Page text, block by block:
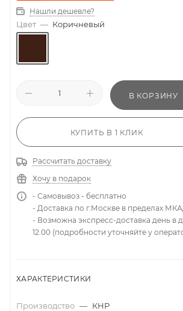
Нашли дешевле?
Цвет — Коричневый
В КОРЗИНУ
КУПИТЬ В 1 КЛИК
Рассчитать доставку
Хочу в подарок
- Самовывоз - бесплатно
- Доставка по г.Москве в пределах
- Возможна экспресс-доставка день в
12.00 (подробности уточняйте у
ХАРАКТЕРИСТИКИ
Производство — КНР